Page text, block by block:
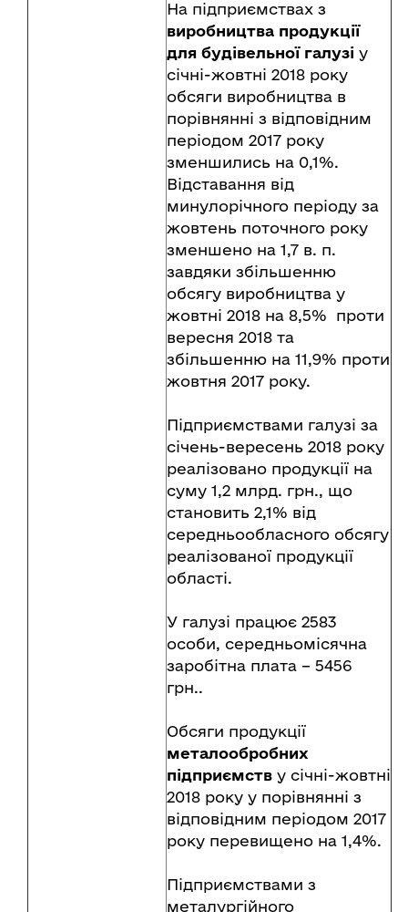
На підприємствах з
виробництва продукції
для будівельної галузі у
січні-жовтні 2018 року
обсяги виробництва в
порівнянні з відповідним
періодом 2017 року
зменшились на 0,1%.
Відставання від
минулорічного періоду за
жовтень поточного року
зменшено на 1,7 в. п.
завдяки збільшенню
обсягу виробництва у
жовтні 2018 на 8,5% проти
вересня 2018 та
збільшенню на 11,9% проти
жовтня 2017 року.
Підприємствами галузі за
січень-вересень 2018 року
реалізовано продукції на
суму 1,2 млрд. грн., що
становить 2,1% від
середньообласного обсягу
реалізованої продукції
області.
У галузі працює 2583
особи, середньомісячна
заробітна плата – 5456
грн..
Обсяги продукції
металообробних
підприємств у січні-жовтні
2018 року у порівнянні з
відповідним періодом 2017
року перевищено на 1,4%.
Підприємствами з
металургійного